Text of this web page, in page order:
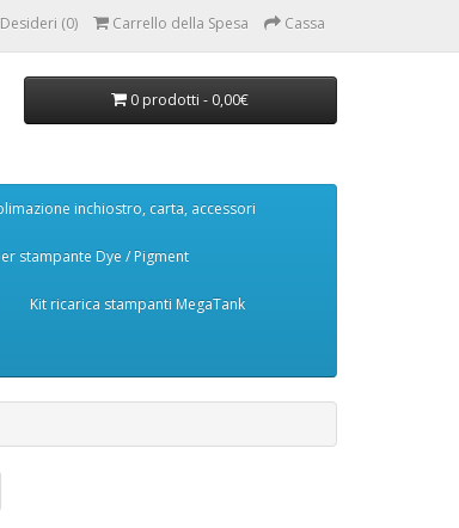
(0) Carrello della Spesa Cassa
0 prodotti - 0,00€
inchiostro, carta, accessori
stampante Dye / Pigment
Kit ricarica stampanti MegaTank